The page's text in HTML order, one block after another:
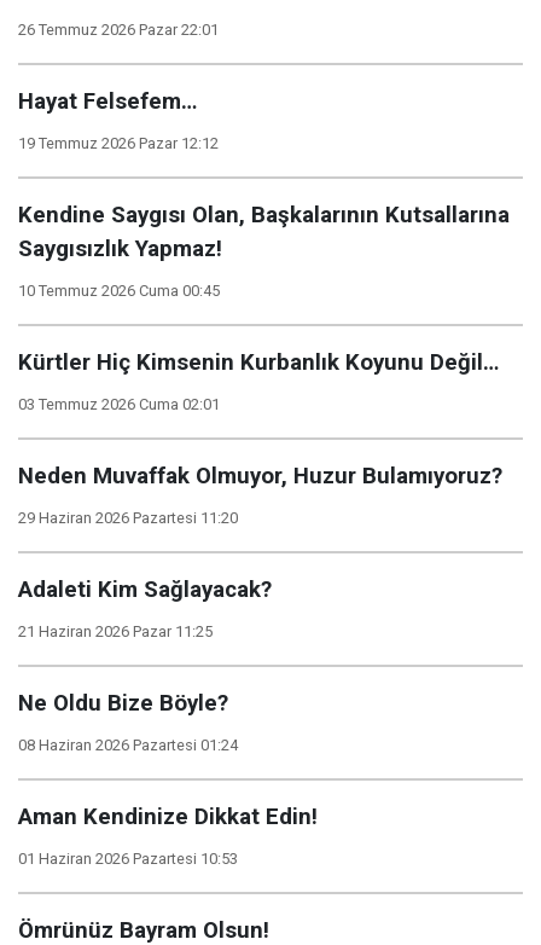
26 Temmuz 2026 Pazar 22:01
Hayat Felsefem…
19 Temmuz 2026 Pazar 12:12
Kendine Saygısı Olan, Başkalarının Kutsallarına
Saygısızlık Yapmaz!
10 Temmuz 2026 Cuma 00:45
Kürtler Hiç Kimsenin Kurbanlık Koyunu Değil…
03 Temmuz 2026 Cuma 02:01
Neden Muvaffak Olmuyor, Huzur Bulamıyoruz?
29 Haziran 2026 Pazartesi 11:20
Adaleti Kim Sağlayacak?
21 Haziran 2026 Pazar 11:25
Ne Oldu Bize Böyle?
08 Haziran 2026 Pazartesi 01:24
Aman Kendinize Dikkat Edin!
01 Haziran 2026 Pazartesi 10:53
Ömrünüz Bayram Olsun!